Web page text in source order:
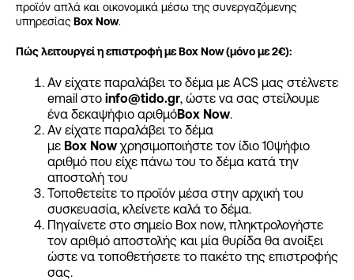
προϊόν απλά και οικονομικά μέσω της συνεργαζόμενης
υπηρεσίας Box Now.
Πώς λειτουργεί η επιστροφή με Box Now (μόνο με 2€):
Αν είχατε παραλάβει το δέμα με ACS μας στέλνετε
email στο info@tido.gr, ώστε να σας στείλουμε
ένα δεκαψήφιο αριθμόBox Now.
Αν είχατε παραλάβει το δέμα
με Box Now χρησιμοποιήστε τον ίδιο 10ψήφιο
αριθμό που είχε πάνω του το δέμα κατά την
αποστολή του
Τοποθετείτε το προϊόν μέσα στην αρχική του
συσκευασία, κλείνετε καλά το δέμα.
Πηγαίνετε στο σημείο Box now, πληκτρολογήστε
τον αριθμό αποστολής και μία θυρίδα θα ανοίξει
ώστε να τοποθετήσετε το πακέτο της επιστροφής
σας.